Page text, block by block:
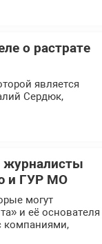
о растрате
является
Сердюк,
журналисты
и ГУР МО
могут
и её основателя
компаниями,